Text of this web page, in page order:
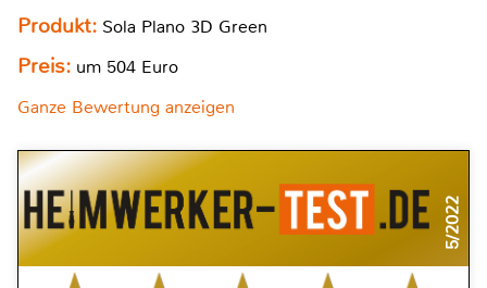
Produkt: Sola Plano 3D Green
Preis: um 504 Euro
Ganze Bewertung anzeigen
5/2022